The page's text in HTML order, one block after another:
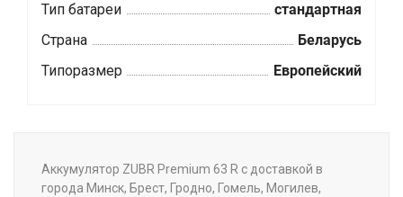
Тип батареи
стандартная
Страна
Беларусь
Типоразмер
Европейский
Аккумулятор ZUBR Premium 63 R с доставкой в
города Минск, Брест, Гродно, Гомель, Могилев,